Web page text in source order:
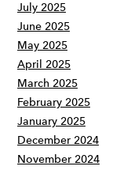
July 2025
June 2025
May 2025
April 2025
March 2025
February 2025
January 2025
December 2024
November 2024